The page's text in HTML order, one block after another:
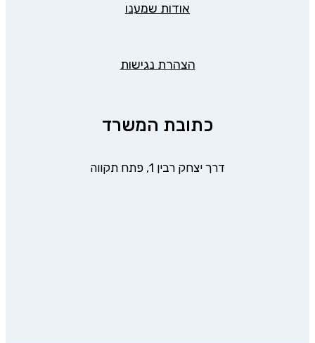
אודות שמענו
הצהרת נגישות
כתובת המשרד
דרך יצחק רבין 1, פתח תקווה